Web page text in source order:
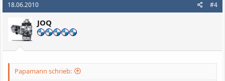
18.06.2010 #4
JOQ
Papamann schrieb: